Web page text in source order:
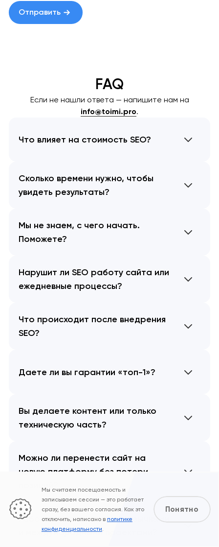
Отправить
FAQ
Если не нашли ответа — напишите нам на
info@toimi.pro.
Что влияет на стоимость SEO?
Сколько времени нужно, чтобы
увидеть результаты?
Мы не знаем, с чего начать.
Поможете?
Нарушит ли SEO работу сайта или
ежедневные процессы?
Что происходит после внедрения
SEO?
Даете ли вы гарантии «топ-1»?
Вы делаете контент или только
техническую часть?
Можно ли перенести сайт на
новую платформу без потери
позиций?
Работаете ли вы с мультиязычными
и международными проектами?
Мы считаем посещаемость и
записываем сессии — это работает
сразу, без вашего согласия. Как это
отключить, написано в политике
конфиденциальности.
Понятно